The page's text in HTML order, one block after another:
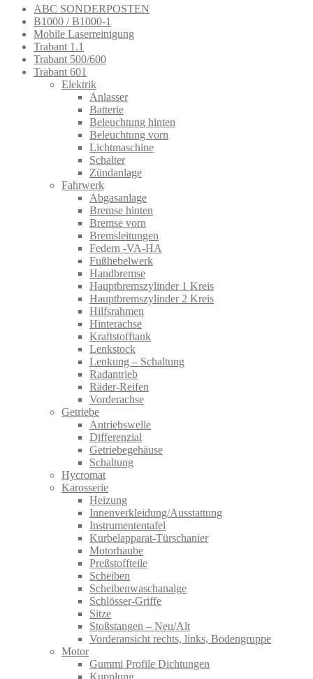
ABC SONDERPOSTEN
B1000 / B1000-1
Mobile Laserreinigung
Trabant 1.1
Trabant 500/600
Trabant 601
Elektrik
Anlasser
Batterie
Beleuchtung hinten
Beleuchtung vorn
Lichtmaschine
Schalter
Zündanlage
Fahrwerk
Abgasanlage
Bremse hinten
Bremse vorn
Bremsleitungen
Federn -VA-HA
Fußhebelwerk
Handbremse
Hauptbremszylinder 1 Kreis
Hauptbremszylinder 2 Kreis
Hilfsrahmen
Hinterachse
Kraftstofftank
Lenkstock
Lenkung – Schaltung
Radantrieb
Räder-Reifen
Vorderachse
Getriebe
Antriebswelle
Differenzial
Getriebegehäuse
Schaltung
Hycromat
Karosserie
Heizung
Innenverkleidung/Ausstattung
Instrumententafel
Kurbelapparat-Türschanier
Motorhaube
Preßstoffteile
Scheiben
Scheibenwaschanalge
Schlösser-Griffe
Sitze
Stoßstangen – Neu/Alt
Vorderansicht rechts, links, Bodengruppe
Motor
Gummi Profile Dichtungen